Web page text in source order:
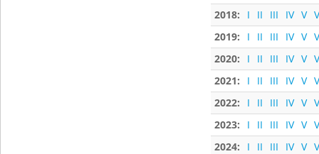
2018:
I II III IV V
2019:
I II III IV V
2020:
I II III IV V
2021:
I II III IV V
2022:
I II III IV V
2023:
I II III IV V
2024:
I II III IV V